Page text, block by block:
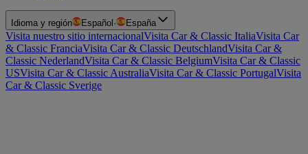
Idioma y región Español · España
Visita nuestro sitio internacionalVisita Car & Classic ItaliaVisita Car
& Classic FranciaVisita Car & Classic DeutschlandVisita Car &
Classic NederlandVisita Car & Classic BelgiumVisita Car & Classic
USVisita Car & Classic AustraliaVisita Car & Classic PortugalVisita
Car & Classic Sverige